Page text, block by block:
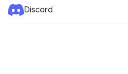
Discord